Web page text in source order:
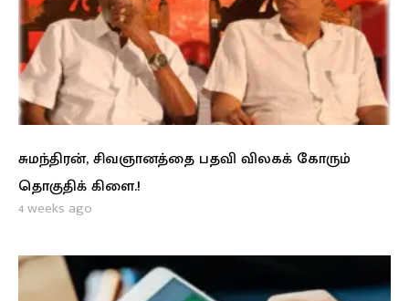
சுமந்திரன், சிவஞானத்தை பதவி விலகக் கோரும்
தொகுதிக் கிளை.!
4 weeks ago